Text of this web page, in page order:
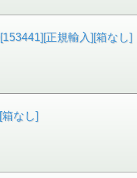
正規輸入][箱なし]
なし]